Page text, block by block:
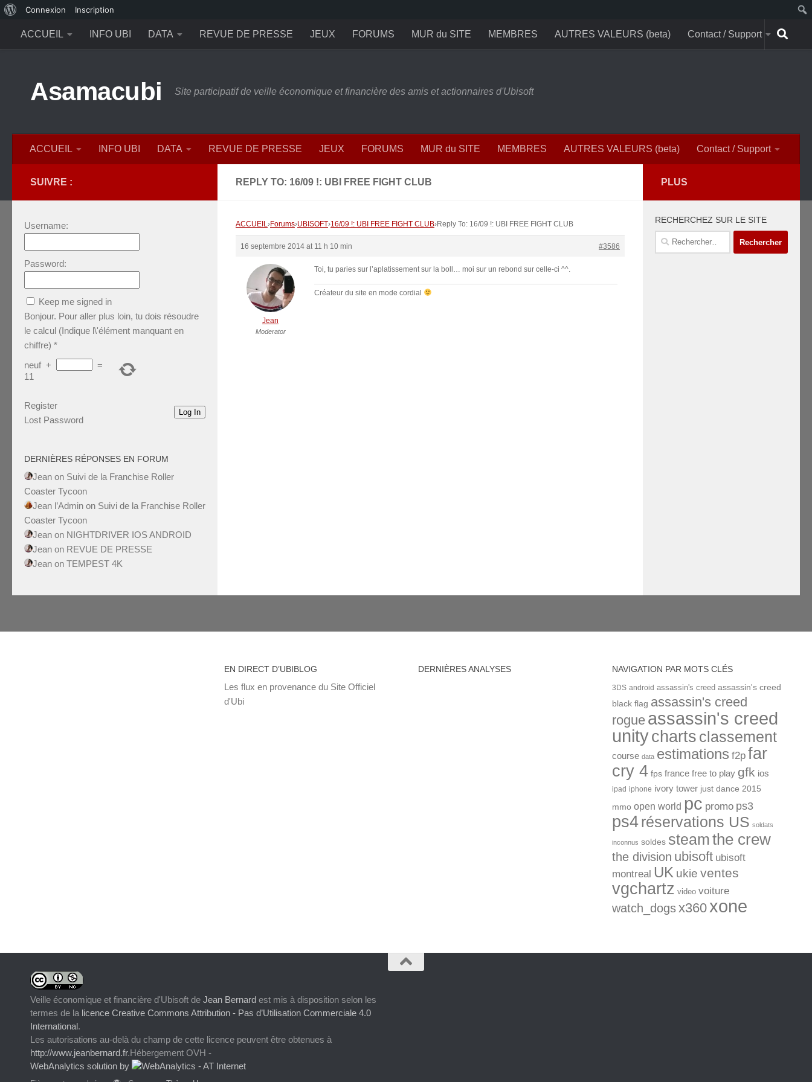
propos
de
Connexion Inscription
ACCUEIL
INFO UBI DATA REVUE DE PRESSE JEUX FORUMS MUR du SITE MEMBRES AUTRES VALEURS (beta) Contact / Support
Asamacubi Site participatif de veille économique et financière des amis et actionnaires d'Ubisoft
ACCUEIL INFO UBI DATA REVUE DE PRESSE JEUX FORUMS MUR du SITE MEMBRES AUTRES VALEURS (beta) Contact / Support
REPLY TO: 16/09 !: UBI FREE FIGHT CLUB
ACCUEIL›Forums›UBISOFT›16/09 !: UBI FREE FIGHT CLUB›Reply To: 16/09 !: UBI FREE FIGHT CLUB
16 septembre 2014 at 11 h 10 min #3586
Jean
Moderator
Toi, tu paries sur l’aplatissement sur la boll… moi sur un rebond sur celle-ci ^^.
Créateur du site en mode cordial
SUIVRE :
Username:
Password:
Keep me signed in
Bonjour. Pour aller plus loin, tu dois résoudre
le calcul (Indique l\'élément manquant en
chiffre) *
neuf +
=
11
Log In
Register
Lost Password
DERNIÈRES RÉPONSES EN FORUM
Jean on Suivi de la Franchise Roller
Coaster Tycoon
Jean l’Admin on Suivi de la Franchise Roller
Coaster Tycoon
Jean on NIGHTDRIVER IOS ANDROID
Jean on REVUE DE PRESSE
Jean on TEMPEST 4K
PLUS
RECHERCHEZ SUR LE SITE
Rechercher :
EN DIRECT D’UBIBLOG
Les flux en provenance du Site Officiel
d'Ubi
DERNIÈRES ANALYSES NAVIGATION PAR MOTS CLÉS
3DS android assassin's creed assassin's creed
black flag assassin's creed
rogue assassin's creed
unitycharts classement
course data estimations f2p far
cry 4 fps france free to play gfk ios
ipad iphone ivory tower just dance 2015
mmo open world pc promo ps3
ps4réservations US soldats
inconnus soldes steamthe crew
the division ubisoft ubisoft
montreal UK ukie ventes
vgchartz video voiture
watch_dogsx360 xone
Veille économique et financière d'Ubisoft de Jean Bernard est mis à disposition selon les
termes de la licence Creative Commons Attribution - Pas d’Utilisation Commerciale 4.0
International.
Les autorisations au-delà du champ de cette licence peuvent être obtenues à
http://www.jeanbernard.fr.Hébergement OVH -
WebAnalytics solution by